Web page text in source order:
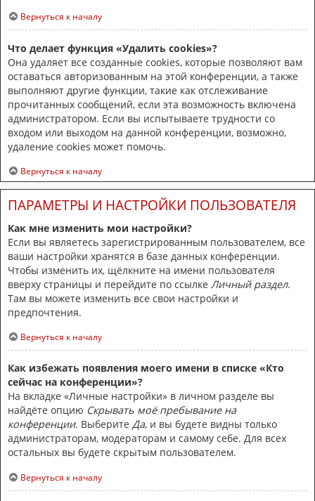
Вернуться к началу
Что делает функция «Удалить cookies»?
Она удаляет все созданные cookies, которые позволяют вам
оставаться авторизованным на этой конференции, а также
выполняют другие функции, такие как отслеживание
прочитанных сообщений, если эта возможность включена
администратором. Если вы испытываете трудности со
входом или выходом на данной конференции, возможно,
удаление cookies может помочь.
Вернуться к началу
ПАРАМЕТРЫ И НАСТРОЙКИ ПОЛЬЗОВАТЕЛЯ
Как мне изменить мои настройки?
Если вы являетесь зарегистрированным пользователем, все
ваши настройки хранятся в базе данных конференции.
Чтобы изменить их, щёлкните на имени пользователя
вверху страницы и перейдите по ссылке Личный раздел.
Там вы можете изменить все свои настройки и
предпочтения.
Вернуться к началу
Как избежать появления моего имени в списке «Кто
сейчас на конференции»?
На вкладке «Личные настройки» в личном разделе вы
найдёте опцию Скрывать моё пребывание на
конференции. Выберите Да, и вы будете видны только
администраторам, модераторам и самому себе. Для всех
остальных вы будете скрытым пользователем.
Вернуться к началу